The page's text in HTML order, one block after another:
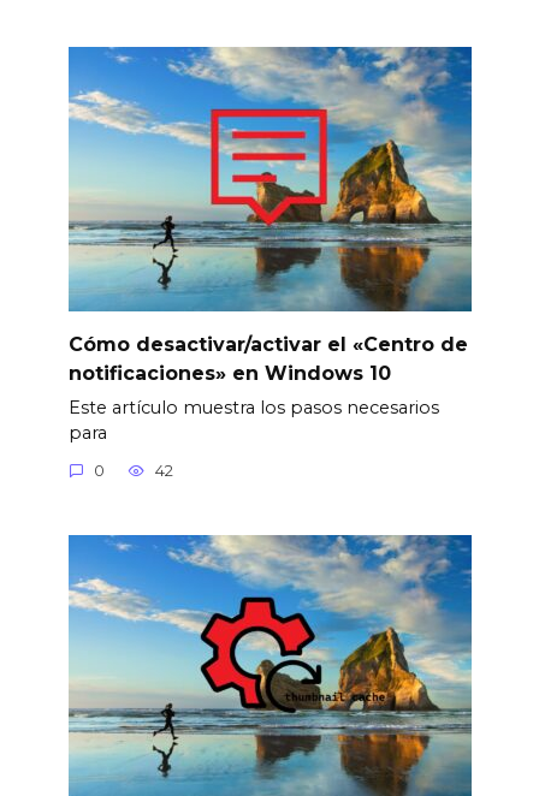
Cómo desactivar/activar el «Centro de
notificaciones» en Windows 10
Este artículo muestra los pasos necesarios
para
0 42